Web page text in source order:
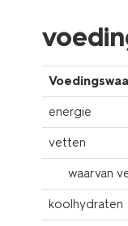
energie
vetten
waarvan
koolhydraten